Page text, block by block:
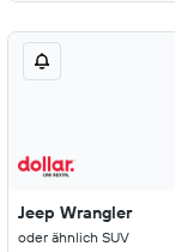
Jeep Wrangler
oder ähnlich SUV